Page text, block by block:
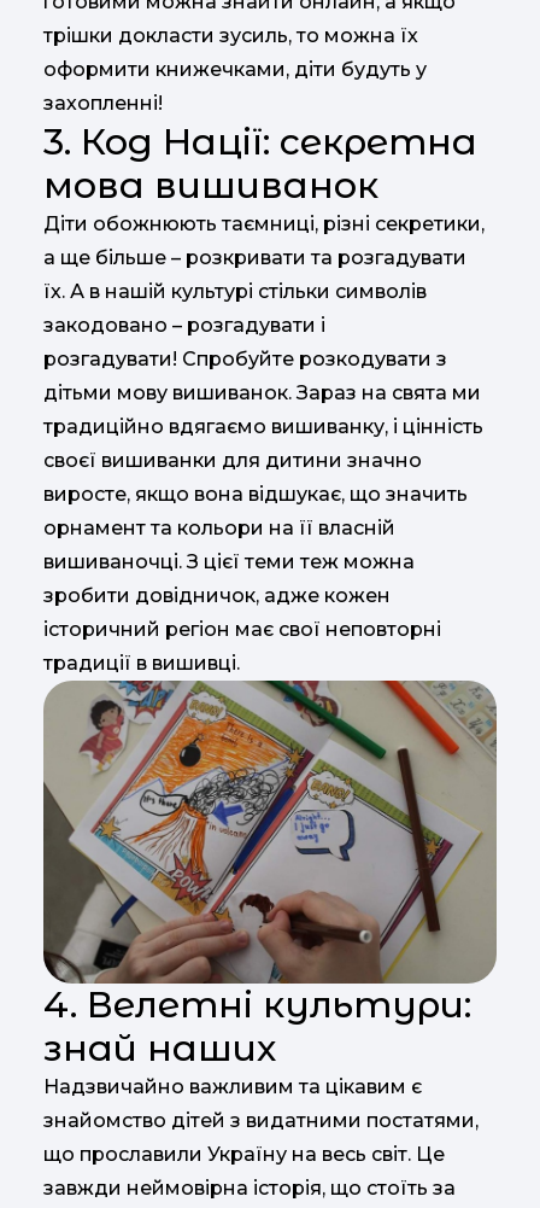
трішки докласти зусиль, то можна їх
оформити книжечками, діти будуть у
захопленні!
3. Код Нації: секретна
мова вишиванок
Діти обожнюють таємниці, різні секретики,
а ще більше – розкривати та розгадувати
їх. А в нашій культурі стільки символів
закодовано – розгадувати і
розгадувати! Спробуйте розкодувати з
дітьми мову вишиванок. Зараз на свята ми
традиційно вдягаємо вишиванку, і цінність
своєї вишиванки для дитини значно
виросте, якщо вона відшукає, що значить
орнамент та кольори на її власній
вишиваночці. З цієї теми теж можна
зробити довідничок, адже кожен
історичний регіон має свої неповторні
традиції в вишивці.
4. Велетні культури:
знай наших
Надзвичайно важливим та цікавим є
знайомство дітей з видатними постатями,
що прославили Україну на весь світ. Це
завжди неймовірна історія, що стоїть за